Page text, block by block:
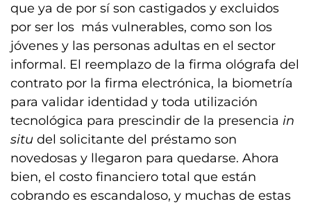
que ya de por sí son castigados y excluidos
por ser los más vulnerables, como son los
jóvenes y las personas adultas en el sector
informal. El reemplazo de la firma ológrafa del
contrato por la firma electrónica, la biometría
para validar identidad y toda utilización
tecnológica para prescindir de la presencia in
situ del solicitante del préstamo son
novedosas y llegaron para quedarse. Ahora
bien, el costo financiero total que están
cobrando es escandaloso, y muchas de estas